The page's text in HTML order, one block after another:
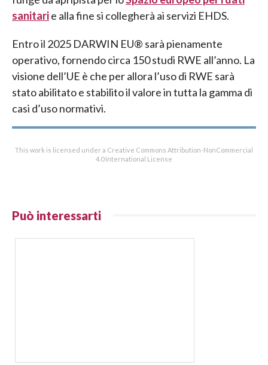
sanitarie alla fine si collegherà ai servizi EHDS.
Entro il 2025 DARWIN EU® sarà pienamente
operativo, fornendo circa 150 studi RWE all’anno. La
visione dell’UE è che per allora l’uso di RWE sarà
stato abilitato e stabilito il valore in tutta la gamma di
casi d’uso normativi.
This work is licensed under a Creative Commons Attribution-NonCommercial
4.0 International License
Può interessarti